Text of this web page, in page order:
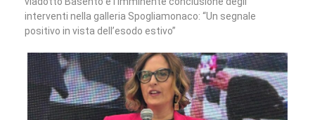
interventi nella galleria Spogliamonaco: “Un segnale
positivo in vista dell’esodo estivo”